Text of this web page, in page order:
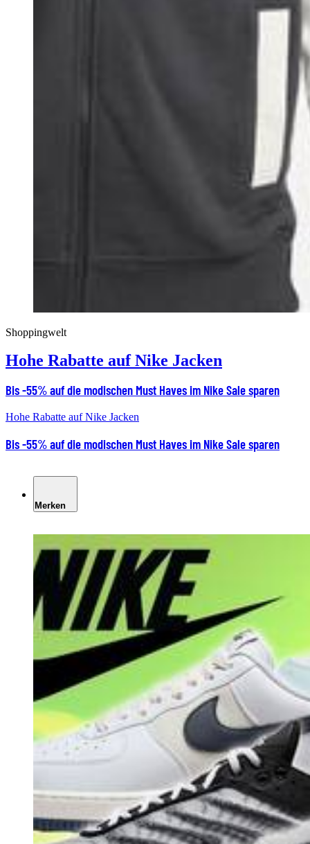
Shoppingwelt
Hohe Rabatte auf Nike Jacken
Bis -55% auf die modischen Must Haves im Nike Sale sparen
Hohe Rabatte auf Nike Jacken
Bis -55% auf die modischen Must Haves im Nike Sale sparen
Merken